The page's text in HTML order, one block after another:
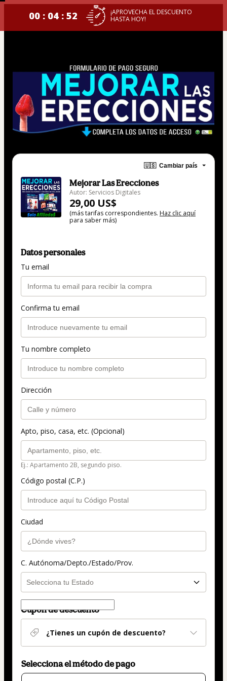
00 : 04 : 51
¡APROVECHA EL DESCUENTO
HASTA HOY!
🇺🇸 Cambiar país
Mejorar Las Erecciones
Autor: Servicios Digitales
29,00 US$
(más tarifas correspondientes. Haz clic aquí
para saber más)
Datos personales
Tu email
Confirma tu email
Tu nombre completo
Dirección
Apto, piso, casa, etc. (Opcional)
Ej.: Apartamento 2B, segundo piso.
Código postal (C.P.)
Ciudad
C. Autónoma/Depto./Estado/Prov.
Cupón de descuento
¿Tienes un cupón de descuento?
Selecciona el método de pago
El